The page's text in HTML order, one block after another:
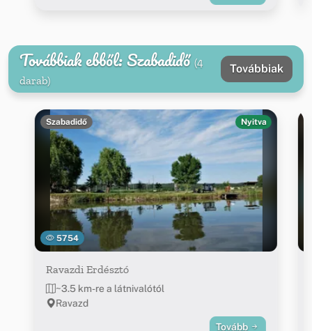
Továbbiak ebből: Szabadidő (4
darab)
Továbbiak
5754
Szabadidő Nyitva
Ravazdi Erdésztó
~3.5 km-re a látnivalótól
Ravazd
Tovább